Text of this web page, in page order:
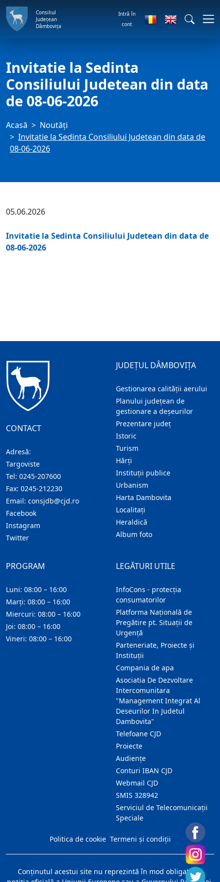
Consiliul
Județean
Dâmbovița
Intră în
cont
Invitatie la Sedinta
Consiliului Judetean din data
de 08-06-2026
Acasă
Noutăți
Invitatie la Sedinta Consiliului Judetean din data de
08-06-2026
05.06.2026
Invitatie la Sedinta Consiliului Judetean din data de
08-06-2026
CONTACT
Adresă:
Targoviste
Tel: 0245-207600
Fax: 0245-212230
Email: consjdb@cjd.ro
Facebook
Instagram
Twitter
JUDEȚUL DÂMBOVIȚA
Gestionarea calității aerului
Planului județean de
gestionare a deșeurilor
Prezentare judeţ
Istoric
Turism
Hărţi
Instituţii publice
Urbanism
Harta Dambovita
Localitaţi
Heraldică
Album foto
LEGĂTURI UTILE
InfoCons - protecția
consumatorilor
Platforma Națională de
Pregătire pt. Situații de
Urgență
Parteneriate, Proiecte și
Instituții
Compania de apa
Asociatia De Dezvoltare
Intercomunitara
"Management Integrat Al
Deseurilor In Judetul
Dambovita"
Telefoane CJD
Proiecte
Audienţe
Conturi IBAN CJD
Webmail CJD
SMIS 328942
Serviciul de Telecomunicații
Speciale
PROGRAM
Luni: 08:00 – 16:00
Marți: 08:00 – 16:00
Miercuri: 08:00 – 16:00
Joi: 08:00 – 16:00
Vineri: 08:00 – 16:00
Politica de cookie Termeni și condiții
Conţinutul acestui site nu reprezintă în mod obligatoriu